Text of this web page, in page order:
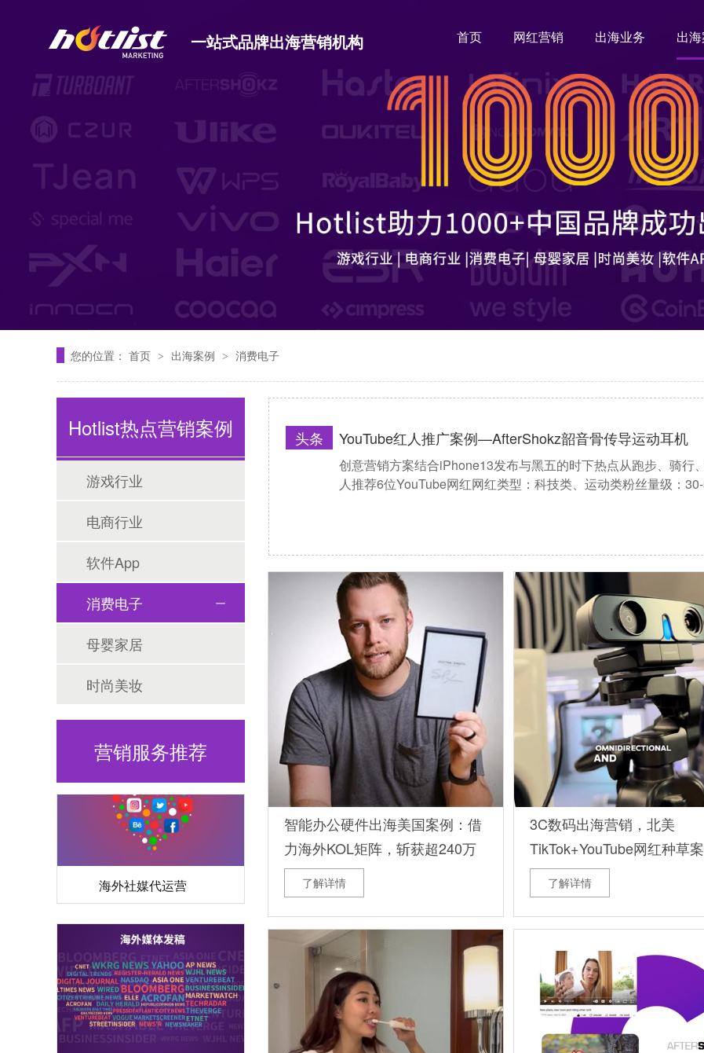
一站式品牌出海营销机构 首页 网红营销 出海业务 出海
您的位置： 首页 > 出海案例 > 消费电子
YouTube红人推广案例—AfterShokz韶音骨传导运动耳机
头条
创意营销方案结合iPhone13发布与黑五的时下热点从跑步、骑行
人推荐6位YouTube网红网红类型：科技类、运动类粉丝量级：
智能办公硬件出海美国案例：借
力海外KOL矩阵，斩获超240万
精准曝光
了解详情
3C数码出海营销，北美
TikTok+YouTube网红种草
了解详情
Hotlist热点营销案例
游戏行业
电商行业
软件App
消费电子
母婴家居
时尚美妆
营销服务推荐
海外社媒代运营